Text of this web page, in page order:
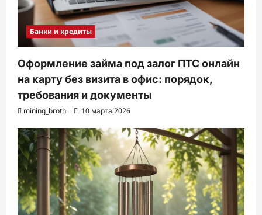
Банки и кредиты
Оформление займа под залог ПТС онлайн
на карту без визита в офис: порядок,
требования и документы
mining_broth 10 марта 2026